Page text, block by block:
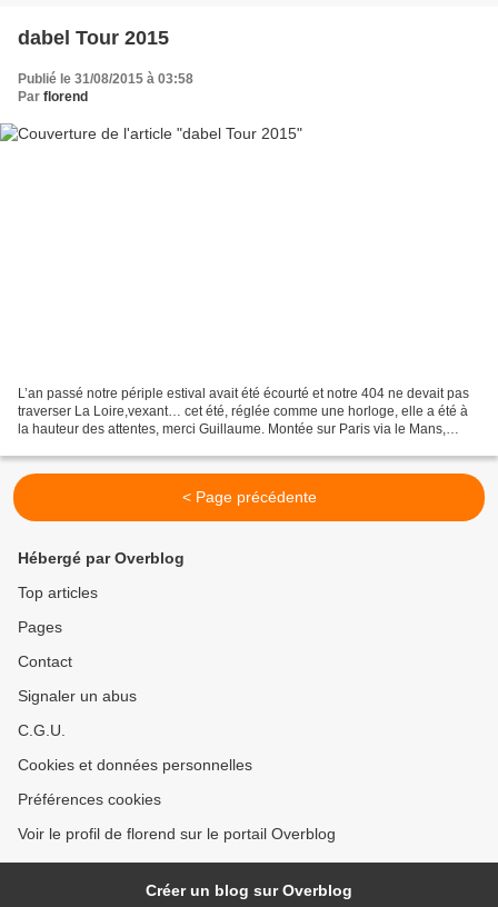
dabel Tour 2015
Publié le 31/08/2015 à 03:58
Par florend
L’an passé notre périple estival avait été écourté et notre 404 ne devait pas
traverser La Loire,vexant… cet été, réglée comme une horloge, elle a été à
la hauteur des attentes, merci Guillaume. Montée sur Paris via le Mans,
< Page précédente
Hébergé par Overblog
Top articles
Pages
Contact
Signaler un abus
C.G.U.
Cookies et données personnelles
Préférences cookies
Voir le profil de florend sur le portail Overblog
Créer un blog sur Overblog